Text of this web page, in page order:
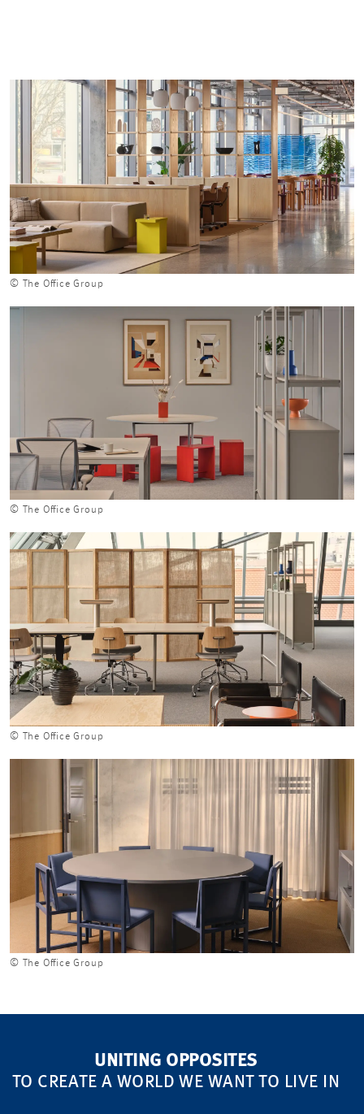
© The Office Group
© The Office Group
© The Office Group
© The Office Group
UNITING OPPOSITES
TO CREATE A WORLD WE WANT TO LIVE IN